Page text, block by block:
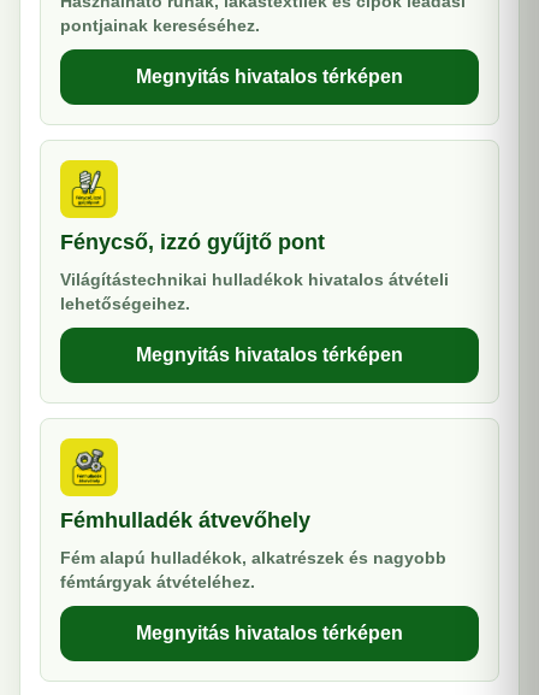
pontjainak kereséséhez.
Megnyitás hivatalos térképen
Fénycső, izzó gyűjtő pont
Világítástechnikai hulladékok hivatalos átvételi
lehetőségeihez.
Megnyitás hivatalos térképen
Fémhulladék átvevőhely
Fém alapú hulladékok, alkatrészek és nagyobb
fémtárgyak átvételéhez.
Megnyitás hivatalos térképen